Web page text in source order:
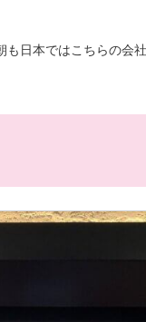
日本ではこちらの会社